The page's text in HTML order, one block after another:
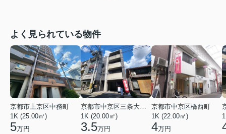
よく見られている物件
京都市上京区中務町
1K (25.00㎡)
5万円
1K (20.00㎡)
3.5万円
京都市中京区橋西町
1K (22.00㎡)
4万円